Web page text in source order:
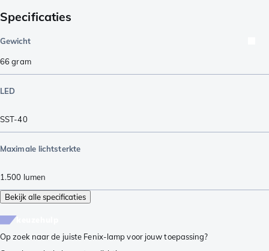
Specificaties
Gewicht
66gram
LED
SST-40
Maximale lichtsterkte
1.500 lumen
Bekijk alle specificaties
Op zoek naar de juiste Fenix-lamp voor jouw toepassing?